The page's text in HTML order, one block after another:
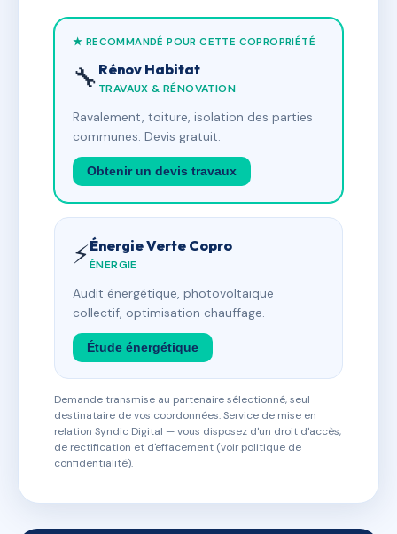
★ RECOMMANDÉ POUR CETTE COPROPRIÉTÉ
🔧 Rénov Habitat
TRAVAUX & RÉNOVATION
Ravalement, toiture, isolation des parties
communes. Devis gratuit.
Obtenir un devis travaux
⚡Énergie Verte Copro
ÉNERGIE
Audit énergétique, photovoltaïque
collectif, optimisation chauffage.
Étude énergétique
Demande transmise au partenaire sélectionné, seul
destinataire de vos coordonnées. Service de mise en
relation Syndic Digital — vous disposez d'un droit d'accès,
de rectification et d'effacement (voir politique de
confidentialité).